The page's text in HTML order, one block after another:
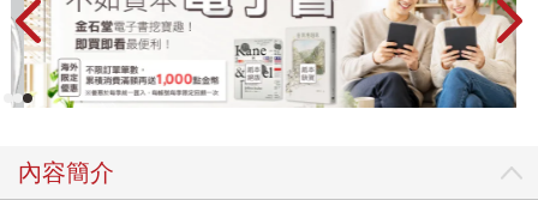
內容簡介